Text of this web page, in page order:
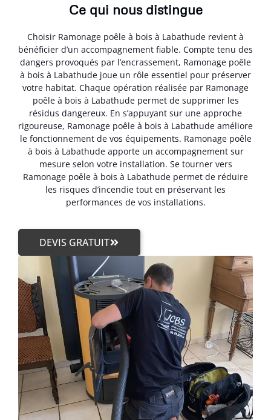
Ce qui nous distingue
Choisir Ramonage poêle à bois à Labathude revient à
bénéficier d’un accompagnement fiable. Compte tenu des
dangers provoqués par l’encrassement, Ramonage poêle
à bois à Labathude joue un rôle essentiel pour préserver
votre habitat. Chaque opération réalisée par Ramonage
poêle à bois à Labathude permet de supprimer les
résidus dangereux. En s’appuyant sur une approche
rigoureuse, Ramonage poêle à bois à Labathude améliore
le fonctionnement de vos équipements. Ramonage poêle
à bois à Labathude apporte un accompagnement sur
mesure selon votre installation. Se tourner vers
Ramonage poêle à bois à Labathude permet de réduire
les risques d’incendie tout en préservant les
performances de vos installations.
DEVIS GRATUIT